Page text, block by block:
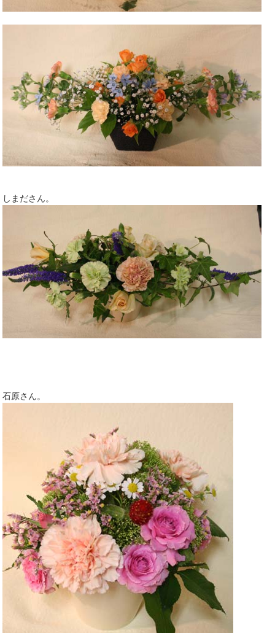
しまださん。
石原さん。